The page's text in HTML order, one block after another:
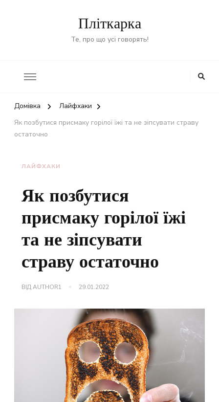
Пліткарка
Те, про що усі говорять!
Домівка
Лайфхаки
Як позбутися присмаку горілої їжі та не зіпсувати страву
остаточно
ЛАЙФХАКИ
Як позбутися
присмаку горілої їжі
та не зіпсувати
страву остаточно
ВІДAUTHOR1 29.01.2022